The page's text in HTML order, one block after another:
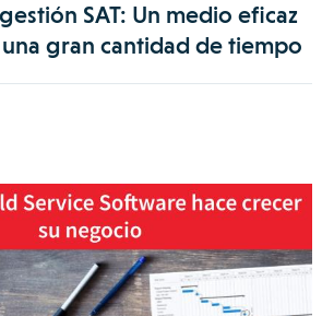
SAT: Un medio eficaz
gran cantidad de tiempo